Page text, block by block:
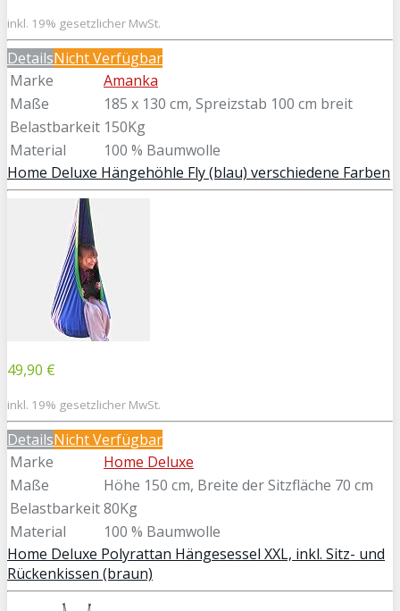
inkl. 19% gesetzlicher MwSt.
DetailsNicht Verfügbar
Marke
Amanka
Maße
185 x 130 cm, Spreizstab 100 cm breit
Belastbarkeit 150Kg
Material
100 % Baumwolle
Home Deluxe Hängehöhle Fly (blau) verschiedene Farben
49,90 €
inkl. 19% gesetzlicher MwSt.
DetailsNicht Verfügbar
Marke
Home Deluxe
Maße
Höhe 150 cm, Breite der Sitzfläche 70 cm
Belastbarkeit80Kg
Material
100 % Baumwolle
Home Deluxe Polyrattan Hängesessel XXL, inkl. Sitz- und
Rückenkissen (braun)